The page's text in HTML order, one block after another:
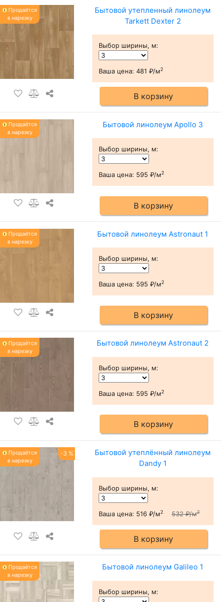
Продаётся
в нарезку
Бытовой утепленный линолеум
Tarkett Dexter 2
Выбор ширины, м:
Ваша цена: 481 ₽/м2
В корзину
Продаётся
в нарезку
Бытовой линолеум Apollo 3
Выбор ширины, м:
Ваша цена: 595 ₽/м2
В корзину
Продаётся
в нарезку
Бытовой линолеум Astronaut 1
Выбор ширины, м:
Ваша цена: 595 ₽/м2
В корзину
Продаётся
в нарезку
Бытовой линолеум Astronaut 2
Выбор ширины, м:
Ваша цена: 595 ₽/м2
В корзину
-3 %
Продаётся
в нарезку
Бытовой утеплённый линолеум
Dandy 1
Выбор ширины, м:
Ваша цена: 516 ₽/м2 532 ₽/м2
В корзину
Продаётся
в нарезку
Бытовой линолеум Galileo 1
Выбор ширины, м: